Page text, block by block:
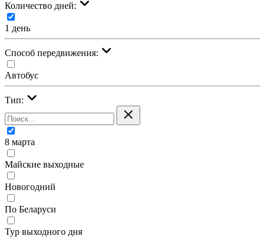
Количество дней:
1 день
Cпособ передвижения:
Автобус
Тип:
8 марта
Майские выходные
Новогодний
По Беларуси
Тур выходного дня